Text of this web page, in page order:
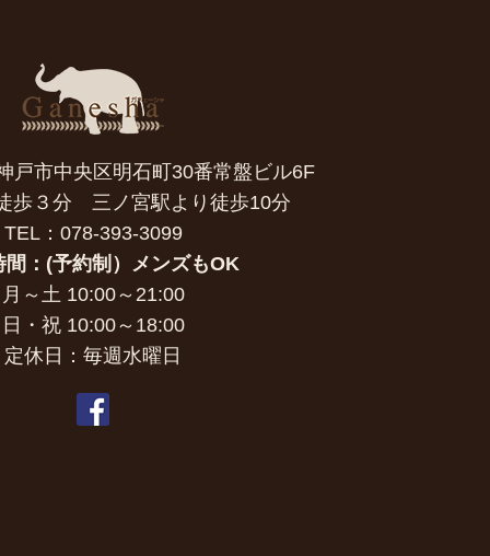
市中央区明石町30番常盤ビル6F
歩３分 三ノ宮駅より徒歩10分
TEL：078-393-3099
間：(予約制）メンズもOK
月～土 10:00～21:00
日・祝 10:00～18:00
定休日：毎週水曜日